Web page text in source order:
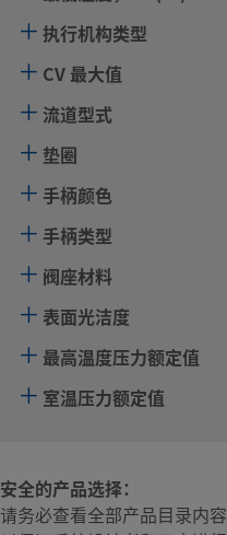
执行机构类型
CV 最大值
流道型式
垫圈
手柄颜色
手柄类型
阀座材料
表面光洁度
最高温度压力额定值
室温压力额定值
安全的产品选择：
请务必查看全部产品目录内容